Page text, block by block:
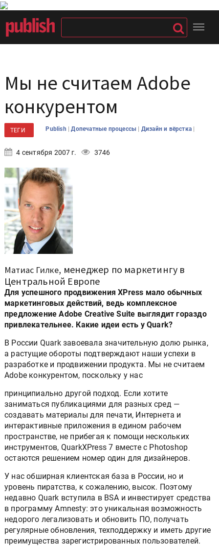
Мы не считаем Adobe
конкурентом
ТЕГИ Publish |Допечатные процессы | Дизайн и вёрстка |
4 сентября 2007 г. 3746
Матиас Гилке, менеджер по маркетингу в
Центральной Европе
Для успешного продвижения XPress мало обычных
маркетинговых действий, ведь комплексное
предложение Adobe Creative Suite выглядит гораздо
привлекательнее. Какие идеи есть у Quark?
В России Quark завоевала значительную долю рынка,
а растущие обороты подтверждают наши успехи в
разработке и продвижении продукта. Мы не считаем
Adobe конкурентом, поскольку у нас
принципиально другой подход. Если хотите
заниматься публикациями для разных сред —
создавать материалы для печати, Интернета и
интерактивные приложения в едином рабочем
пространстве, не прибегая к помощи нескольких
инструментов, QuarkXPress 7 вместе с Photoshop
остаются решением номер один для дизайнеров.
У нас обширная клиентская база в России, но и
уровень пиратства, к сожалению, высок. Поэтому
недавно Quark вступилa в BSA и инвестирует средства
в программу Amnesty: это уникальная возможность
недорого легализовать и обновить ПО, получать
регулярные обновления, техподдержку и иметь другие
преимущества зарегистрированных пользователей.